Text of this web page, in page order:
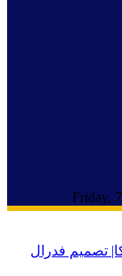
تصمیم فدرال